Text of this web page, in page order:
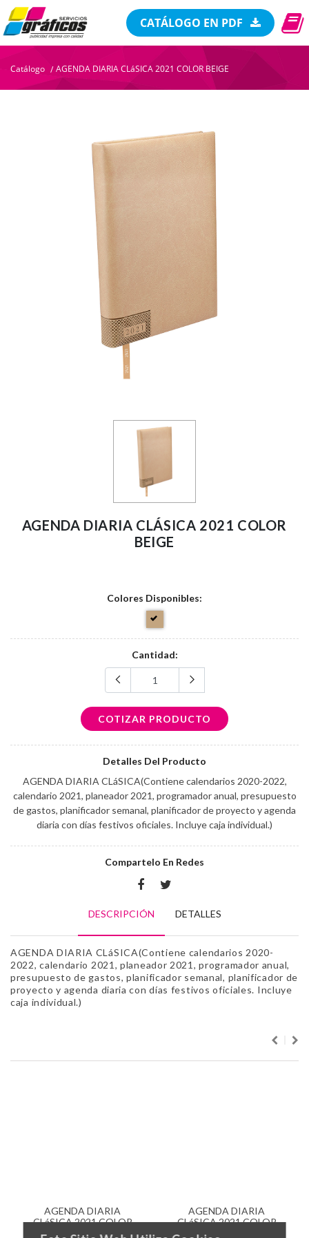
CATÁLOGO EN PDF
Catálogo / AGENDA DIARIA CLáSICA 2021 COLOR BEIGE
AGENDA DIARIA CLÁSICA 2021 COLOR
BEIGE
Colores Disponibles:
Cantidad:
COTIZAR PRODUCTO
Detalles Del Producto
AGENDA DIARIA CLáSICA(Contiene calendarios 2020-2022,
calendario 2021, planeador 2021, programador anual, presupuesto
de gastos, planificador semanal, planificador de proyecto y agenda
diaria con días festivos oficiales. Incluye caja individual.)
Compartelo En Redes
DESCRIPCIÓN DETALLES
AGENDA DIARIA CLáSICA(Contiene calendarios 2020-
2022, calendario 2021, planeador 2021, programador anual,
presupuesto de gastos, planificador semanal, planificador de
proyecto y agenda diaria con días festivos oficiales. Incluye
caja individual.)
AGENDA DIARIA
CLáSICA 2021 COLOR
NEGRO
AGENDA DIARIA
CLáSICA 2021 COLOR